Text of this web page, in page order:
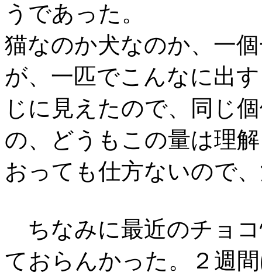
うであった。
猫なのか犬なのか、一
が、一匹でこんなに出
じに見えたので、同じ
の、どうもこの量は理
おっても仕方ないので
ちなみに最近のチョ
ておらんかった。２週